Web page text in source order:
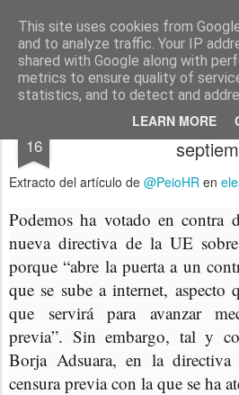
This site uses cookies from
and to analyze traffic. Your IP
shared with Google along with
metrics to ensure quality of
statistics, and to detect and
LEARN MORE
menos tecnología y más
Pages
16
El Partido Pirata
Extracto del artículo de @PeioHR en
Podemos ha votado en contra
nueva directiva de la UE
porque “abre la puerta a un
que se sube a internet, aspecto
que servirá para avanzar
previa”. Sin embargo, tal y
Borja Adsuara, en la
censura previa con la que se ha